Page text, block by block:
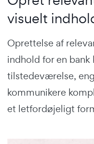
visuelt
Oprettelse af
indhold for en
tilstedeværelse,
kommunikere
et letfordøjeligt